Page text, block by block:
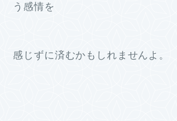
う感情を
感じずに済むかもしれませんよ。